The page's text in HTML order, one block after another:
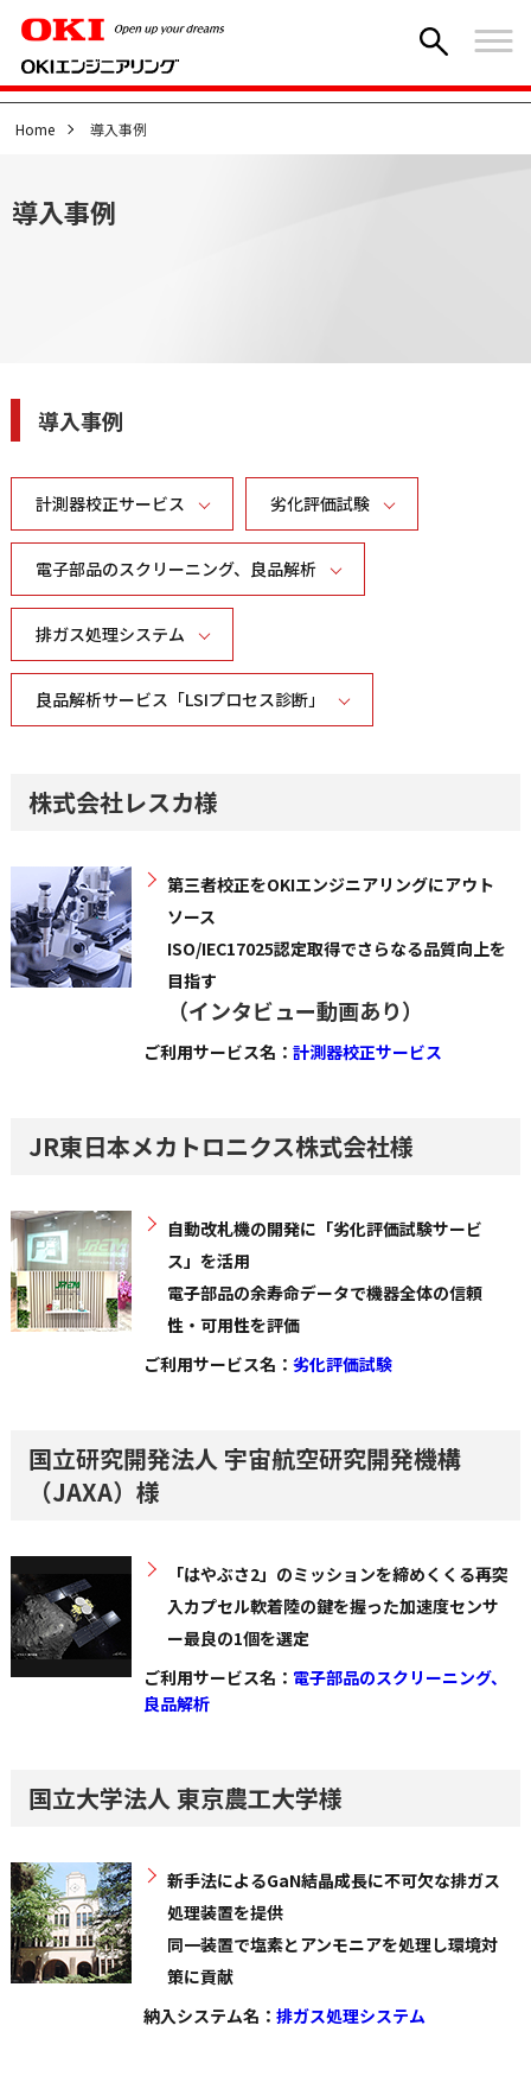
Home 導入事例
導入事例
導入事例
計測器校正サービス 劣化評価試験
電子部品のスクリーニング、良品解析
排ガス処理システム
良品解析サービス「LSIプロセス診断」
株式会社レスカ様
第三者校正をOKIエンジニアリングにアウト
ソース
ISO/IEC17025認定取得でさらなる品質向上を
目指す
（インタビュー動画あり）
ご利用サービス名： 計測器校正サービス
JR東日本メカトロニクス株式会社様
自動改札機の開発に「劣化評価試験サービ
ス」を活用
電子部品の余寿命データで機器全体の信頼
性・可用性を評価
ご利用サービス名： 劣化評価試験
国立研究開発法人 宇宙航空研究開発機構
（JAXA）様
「はやぶさ2」のミッションを締めくくる再突
入カプセル軟着陸の鍵を握った加速度センサ
ー最良の1個を選定
ご利用サービス名： 電子部品のスクリーニング、
良品解析
国立大学法人 東京農工大学様
新手法によるGaN結晶成長に不可欠な排ガス
処理装置を提供
同一装置で塩素とアンモニアを処理し環境対
策に貢献
納入システム名： 排ガス処理システム